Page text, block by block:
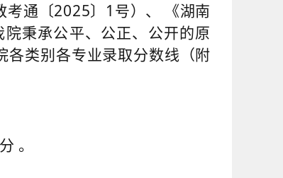
考通 〔2025〕1号）、
《湖南
秉承公平、公正、公开的原
各类别各专业录取分数线（附
。